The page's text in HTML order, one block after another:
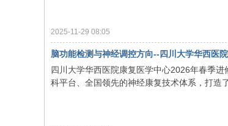
2025-11-29 08:05
脑功能检测与神经调控方向--四川大学华西医
四川大学华西医院康复医学中心2026年春季
科平台、全国领先的神经康复技术体系，打造